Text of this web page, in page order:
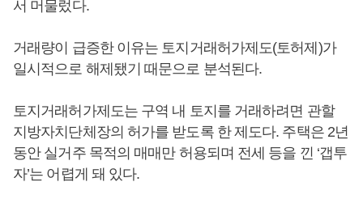
서 머물렀다.
거래량이 급증한 이유는 토지거래허가제도(토허제)가
일시적으로 해제됐기 때문으로 분석된다.
토지거래허가제도는 구역 내 토지를 거래하려면 관할
지방자치단체장의 허가를 받도록 한 제도다. 주택은 2년
동안 실거주 목적의 매매만 허용되며 전세 등을 낀 ‘갭투
자’는 어렵게 돼 있다.